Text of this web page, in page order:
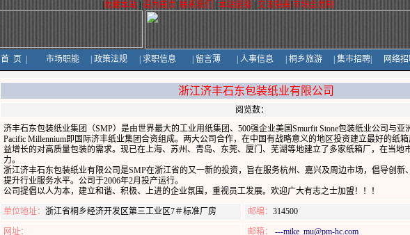
收藏本站 设为首页 联系我们 本站链接 交流指南 市场会员制
首 页 市场职能 政策法规 求职信息 留言薄 人事信息 桐乡旅游 集市招聘 网络
浙江济丰石东包装纸业有限公司
阅览数：
济丰石东包装纸业集团（SMP）是由世界最大的工业用纸集团、500强企业美国Smurfit Stone包装纸业公司与亚
Pacific Millennium即国际济丰纸业集团合资组成。两大公司合作，在中国有战略意义的地区投资建立最好的纸
益增长的对高质量包装的需求。现已在上海、苏州、青岛、东莞、厦门、芜湖等地建立了多家纸箱厂，在当地
力。
浙江济丰石东包装纸业有限公司是SMP在浙江省的又一新的投资，旨在服务杭州、嘉兴及周边市场，倡导创新
提升行业服务水平。公司于2006年2月投产运行。
公司提倡以人为本，建立和谐、积极、上进的企业氛围，重视员工发展。欢迎广大有志之士加盟！！！
单位地址： 浙江省桐乡经济开发区第三工业区7＃标准厂房 邮编： 314500
网址： 邮箱： ---mike_mu@pm-hc.com